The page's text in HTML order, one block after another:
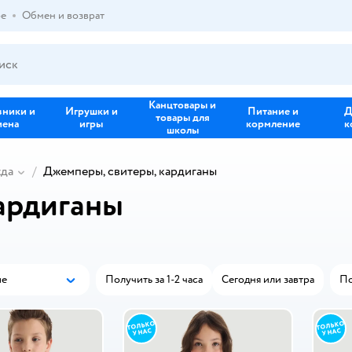
Обмен и возврат
и
Игрушки и
игры
Канцтовары и
товары для
школы
Питание и
кормление
Джемперы, свитеры, кардиганы
Популярные Получить за 1-2 часа Сегодня или завтра